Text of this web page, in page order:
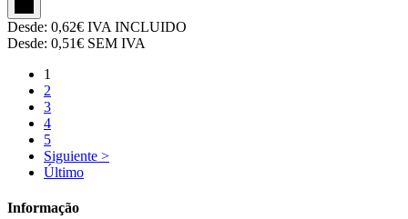
Desde: 0,62€ IVA INCLUIDO
Desde: 0,51€ SEM IVA
1
2
3
4
5
Siguiente >
Último
Informação